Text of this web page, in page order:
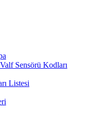
Sensörü Kodları
Listesi